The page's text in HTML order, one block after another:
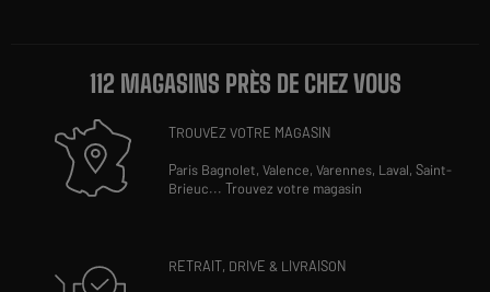
112 MAGASINS PRÈS DE CHEZ VOUS
TROUVEZ VOTRE MAGASIN
Paris Bagnolet,Valence,Varennes, Laval,Saint-
Brieuc...Trouvez votre magasin
RETRAIT, DRIVE & LIVRAISON